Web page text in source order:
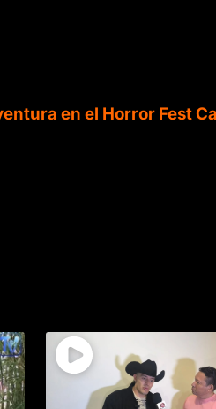
en el Horror Fest